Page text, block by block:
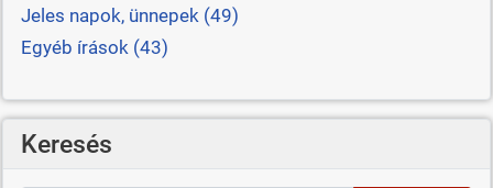
Jeles napok, ünnepek (49)
Egyéb írások (43)
Keresés